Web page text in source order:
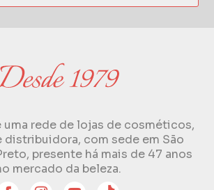
uma rede de lojas de cosméticos,
distribuidora, com sede em São
presente há mais de 47 anos
mercado da beleza.